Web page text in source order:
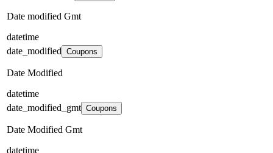
Date modified Gmt
datetime
date_modified Coupons
Date Modified
datetime
date_modified_gmt Coupons
Date Modified Gmt
datetime